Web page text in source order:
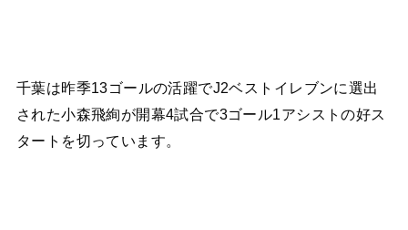
千葉は昨季13ゴールの活躍でJ2ベストイレブンに選出
された小森飛絢が開幕4試合で3ゴール1アシストの好ス
タートを切っています。